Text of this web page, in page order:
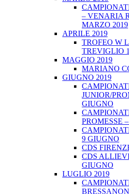
– VENARIA
MARZO 2019
APRILE 2019
TROFEO W
TREVIGLIO
MAGGIO 2019
MARIANO
GIUGNO 2019
JUNIOR/
GIUGNO
PROMESSE
9 GIUGNO
CDS
CDS
GIUGNO
LUGLIO 2019